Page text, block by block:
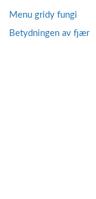
Menu gridy fungi
Betydningen av fjær